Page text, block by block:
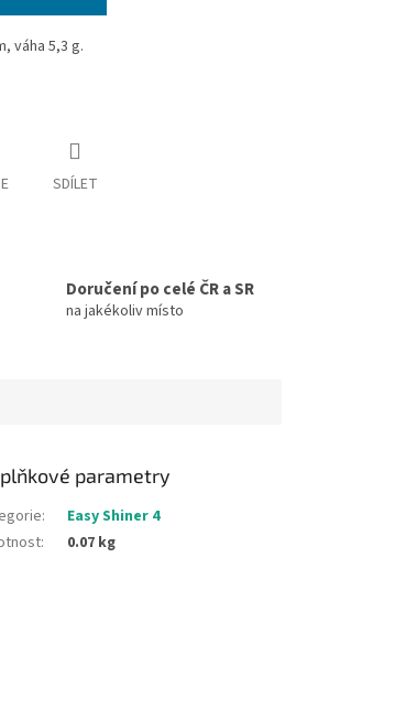
váha 5,3 g.
SDÍLET
Doručení po celé ČR a SR
na jakékoliv místo
parametry
:
Easy Shiner 4
: 0.07 kg